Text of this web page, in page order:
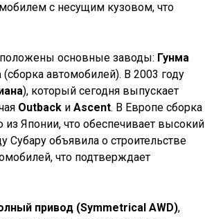
с несущим кузовом, что
основные заводы: Гунма
(сборка автомобилей). В 2003 году
), который сегодня выпускает
Outback и Ascent. В Европе сборка
Японии, что обеспечивает высокий
Субару объявила о строительстве
что подтверждает
привод (Symmetrical AWD),